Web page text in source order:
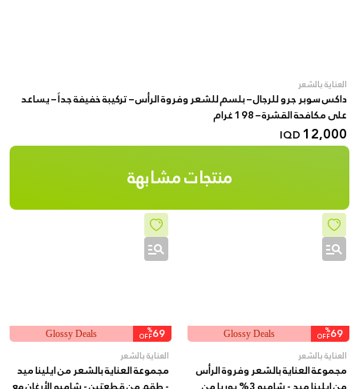
العناية بالشعر
داكس سوبر جرو للرجال – بلسم للشعر وفروة الرأس – تركيبة خفيفة جداً – يساعد
على مكافحة القشرة – 198 غرام
12,000
IQD
منتجات مشابهة
69
%
OFF
Glossy Deals
العناية بالشعر
مجموعة العناية بالشعر وفروة الرأس
69
%
OFF
Glossy Deals
العناية بالشعر
مجموعة العناية بالشعر من ايلينا ميد